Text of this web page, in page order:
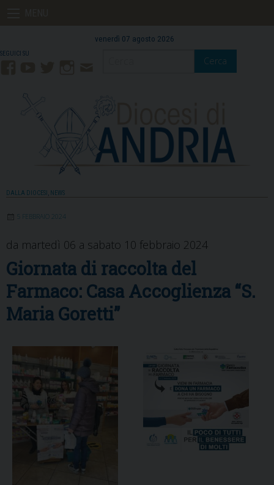
venerdì 07 agosto 2026
Mail
Cerca
DALLA DIOCESI , NEWS
5 FEBBRAIO 2024
da martedì 06 a sabato 10 febbraio 2024
Giornata di raccolta del
Farmaco: Casa Accoglienza “S.
Maria Goretti”